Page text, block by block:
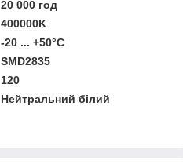
20 000 год
400000K
-20 ... +50°С
SMD2835
120
Нейтральний білий